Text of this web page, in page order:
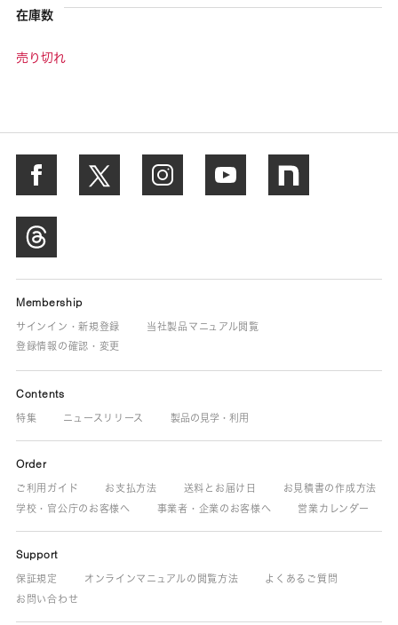
在庫数
売り切れ
Membership
サインイン・新規登録
当社製品マニュアル閲覧
登録情報の確認・変更
Contents
特集 ニュースリリース 製品の見学・利用
Order
ご利用ガイド お支払方法 送料とお届け日
お見積書の作成方法
学校・官公庁のお客様へ
事業者・企業のお客様へ 営業カレンダー
Support
保証規定 オンラインマニュアルの閲覧方法
よくあるご質問
お問い合わせ